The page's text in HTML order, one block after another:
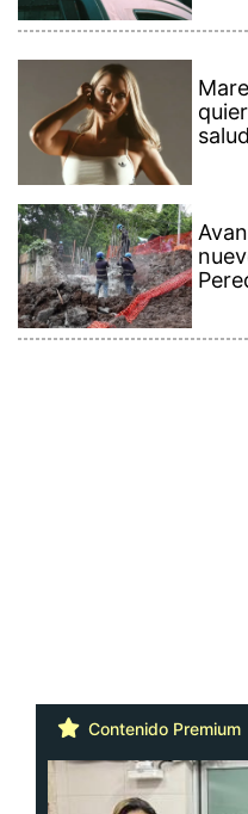
Contenido Premium